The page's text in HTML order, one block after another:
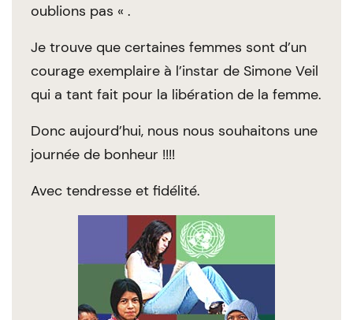
oublions pas « .
Je trouve que certaines femmes sont d’un
courage exemplaire à l’instar de Simone Veil
qui a tant fait pour la libération de la femme.
Donc aujourd’hui, nous nous souhaitons une
journée de bonheur !!!!
Avec tendresse et fidélité.